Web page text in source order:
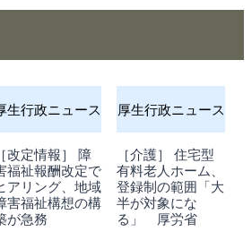
生行政ニュース
［改定情報］ 障
福祉報酬改定で
アリング、地域
害福祉構想の構
が急務
厚生行政ニュース
［介護］ 住宅型
有料老人ホーム、
登録制の範囲「大
半が対象にな
る」 厚労省